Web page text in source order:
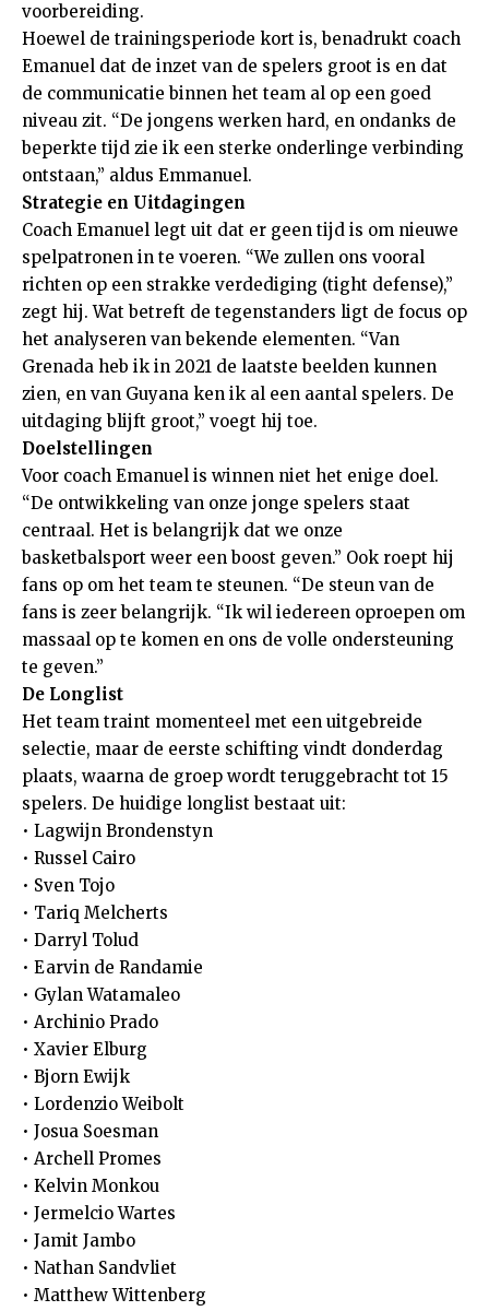
voorbereiding.
Hoewel de trainingsperiode kort is, benadrukt coach
Emanuel dat de inzet van de spelers groot is en dat
de communicatie binnen het team al op een goed
niveau zit. “De jongens werken hard, en ondanks de
beperkte tijd zie ik een sterke onderlinge verbinding
ontstaan,” aldus Emmanuel.
Strategie en Uitdagingen
Coach Emanuel legt uit dat er geen tijd is om nieuwe
spelpatronen in te voeren. “We zullen ons vooral
richten op een strakke verdediging (tight defense),”
zegt hij. Wat betreft de tegenstanders ligt de focus op
het analyseren van bekende elementen. “Van
Grenada heb ik in 2021 de laatste beelden kunnen
zien, en van Guyana ken ik al een aantal spelers. De
uitdaging blijft groot,” voegt hij toe.
Doelstellingen
Voor coach Emanuel is winnen niet het enige doel.
“De ontwikkeling van onze jonge spelers staat
centraal. Het is belangrijk dat we onze
basketbalsport weer een boost geven.” Ook roept hij
fans op om het team te steunen. “De steun van de
fans is zeer belangrijk. “Ik wil iedereen oproepen om
massaal op te komen en ons de volle ondersteuning
te geven.”
De Longlist
Het team traint momenteel met een uitgebreide
selectie, maar de eerste schifting vindt donderdag
plaats, waarna de groep wordt teruggebracht tot 15
spelers. De huidige longlist bestaat uit:
• Lagwijn Brondenstyn
• Russel Cairo
• Sven Tojo
• Tariq Melcherts
• Darryl Tolud
• Earvin de Randamie
• Gylan Watamaleo
• Archinio Prado
• Xavier Elburg
• Bjorn Ewijk
• Lordenzio Weibolt
• Josua Soesman
• Archell Promes
• Kelvin Monkou
• Jermelcio Wartes
• Jamit Jambo
• Nathan Sandvliet
• Matthew Wittenberg